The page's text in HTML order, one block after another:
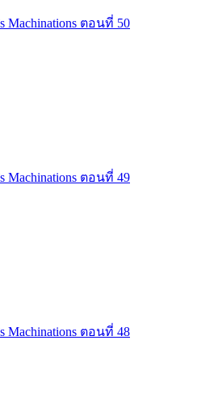
Machinations ตอนที่ 50
Machinations ตอนที่ 49
Machinations ตอนที่ 48